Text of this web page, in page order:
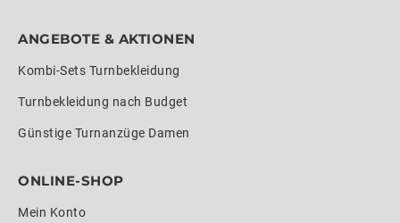
ANGEBOTE & AKTIONEN
Kombi-Sets Turnbekleidung
Turnbekleidung nach Budget
Günstige Turnanzüge Damen
ONLINE-SHOP
Mein Konto